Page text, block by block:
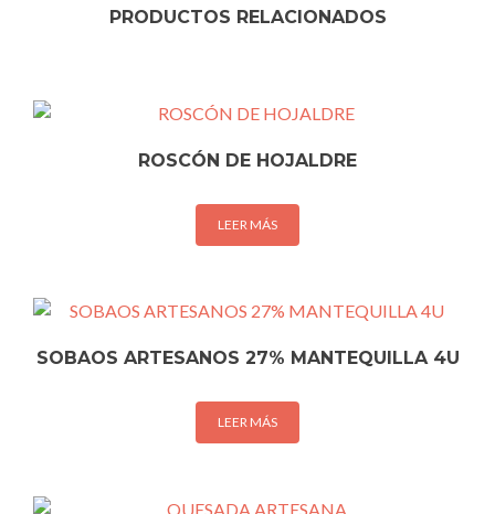
PRODUCTOS RELACIONADOS
ROSCÓN DE HOJALDRE
LEER MÁS
SOBAOS ARTESANOS 27% MANTEQUILLA 4U
LEER MÁS